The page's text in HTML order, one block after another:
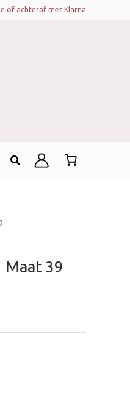
of achteraf met Klarna
Zoeken
Maat 39